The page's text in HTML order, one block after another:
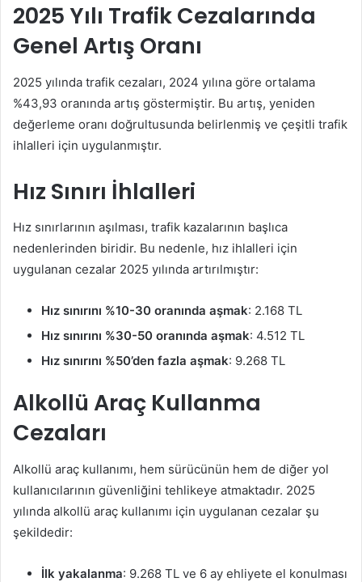
2025 Yılı Trafik Cezalarında
Genel Artış Oranı
2025 yılında trafik cezaları, 2024 yılına göre ortalama
%43,93 oranında artış göstermiştir. Bu artış, yeniden
değerleme oranı doğrultusunda belirlenmiş ve çeşitli trafik
ihlalleri için uygulanmıştır.
Hız Sınırı İhlalleri
Hız sınırlarının aşılması, trafik kazalarının başlıca
nedenlerinden biridir. Bu nedenle, hız ihlalleri için
uygulanan cezalar 2025 yılında artırılmıştır:
Hız sınırını %10-30 oranında aşmak: 2.168 TL
Hız sınırını %30-50 oranında aşmak: 4.512 TL
Hız sınırını %50’den fazla aşmak: 9.268 TL
Alkollü Araç Kullanma
Cezaları
Alkollü araç kullanımı, hem sürücünün hem de diğer yol
kullanıcılarının güvenliğini tehlikeye atmaktadır. 2025
yılında alkollü araç kullanımı için uygulanan cezalar şu
şekildedir:
İlk yakalanma: 9.268 TL ve 6 ay ehliyete el konulması